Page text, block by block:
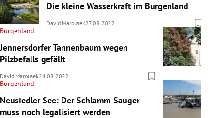
Die kleine Wasserkraft im Burgenland
David Marousek27.08.2022
Burgenland
Jennersdorfer Tannenbaum wegen
Pilzbefalls gefällt
David Marousek24.08.2022
Burgenland
Neusiedler See: Der Schlamm-Sauger
muss noch legalisiert werden